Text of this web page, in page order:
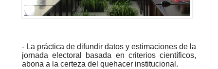
- La práctica de difundir datos y estimaciones de la
jornada electoral basada en criterios científicos,
abona a la certeza del quehacer institucional.